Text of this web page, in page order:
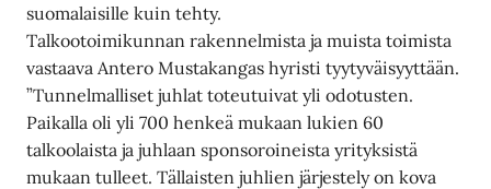
suomalaisille kuin tehty.
Talkootoimikunnan rakennelmista ja muista toimista
vastaava Antero Mustakangas hyristi tyytyväisyyttään.
”Tunnelmalliset juhlat toteutuivat yli odotusten.
Paikalla oli yli 700 henkeä mukaan lukien 60
talkoolaista ja juhlaan sponsoroineista yrityksistä
mukaan tulleet. Tällaisten juhlien järjestely on kova